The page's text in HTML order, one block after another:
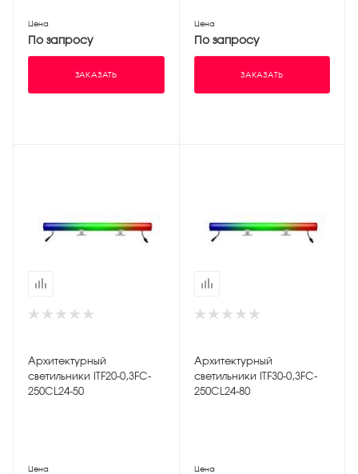
Цена
По запросу
ЗАКАЗАТЬ
Цена
По запросу
ЗАКАЗАТЬ
Архитектурный
светильники ITF20-0,3FC-
250CL24-50
Цена
Архитектурный
светильники ITF30-0,3FC-
250CL24-80
Цена